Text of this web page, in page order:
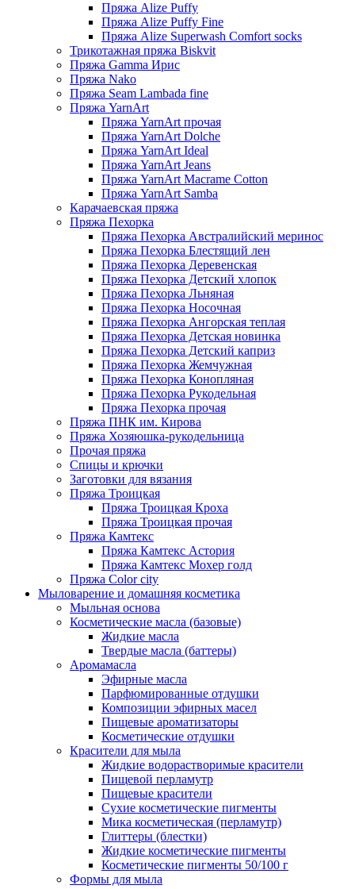
Пряжа Alize Puffy
Пряжа Alize Puffy Fine
Пряжа Alize Superwash Comfort socks
Трикотажная пряжа Biskvit
Пряжа Gamma Ирис
Пряжа Nako
Пряжа Seam Lambada fine
Пряжа YarnArt
Пряжа YarnArt прочая
Пряжа YarnArt Dolche
Пряжа YarnArt Ideal
Пряжа YarnArt Jeans
Пряжа YarnArt Macrame Cotton
Пряжа YarnArt Samba
Карачаевская пряжа
Пряжа Пехорка
Пряжа Пехорка Австралийский меринос
Пряжа Пехорка Блестящий лен
Пряжа Пехорка Деревенская
Пряжа Пехорка Детский хлопок
Пряжа Пехорка Льняная
Пряжа Пехорка Носочная
Пряжа Пехорка Ангорская теплая
Пряжа Пехорка Детская новинка
Пряжа Пехорка Детский каприз
Пряжа Пехорка Жемчужная
Пряжа Пехорка Конопляная
Пряжа Пехорка Рукодельная
Пряжа Пехорка прочая
Пряжа ПНК им. Кирова
Пряжа Хозяюшка-рукодельница
Прочая пряжа
Спицы и крючки
Заготовки для вязания
Пряжа Троицкая
Пряжа Троицкая Кроха
Пряжа Троицкая прочая
Пряжа Камтекс
Пряжа Камтекс Астория
Пряжа Камтекс Мохер голд
Пряжа Color city
Мыловарение и домашняя косметика
Мыльная основа
Косметические масла (базовые)
Жидкие масла
Твердые масла (баттеры)
Аромамасла
Эфирные масла
Парфюмированные отдушки
Композиции эфирных масел
Пищевые ароматизаторы
Косметические отдушки
Красители для мыла
Жидкие водорастворимые красители
Пищевой перламутр
Пищевые красители
Сухие косметические пигменты
Мика косметическая (перламутр)
Глиттеры (блестки)
Жидкие косметические пигменты
Косметические пигменты 50/100 г
Формы для мыла